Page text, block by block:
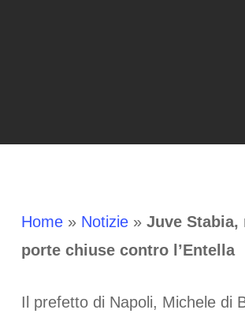
Home» Notizie» Juve
porte chiuse contro l’Entella
Il prefetto di Napoli, Michele di